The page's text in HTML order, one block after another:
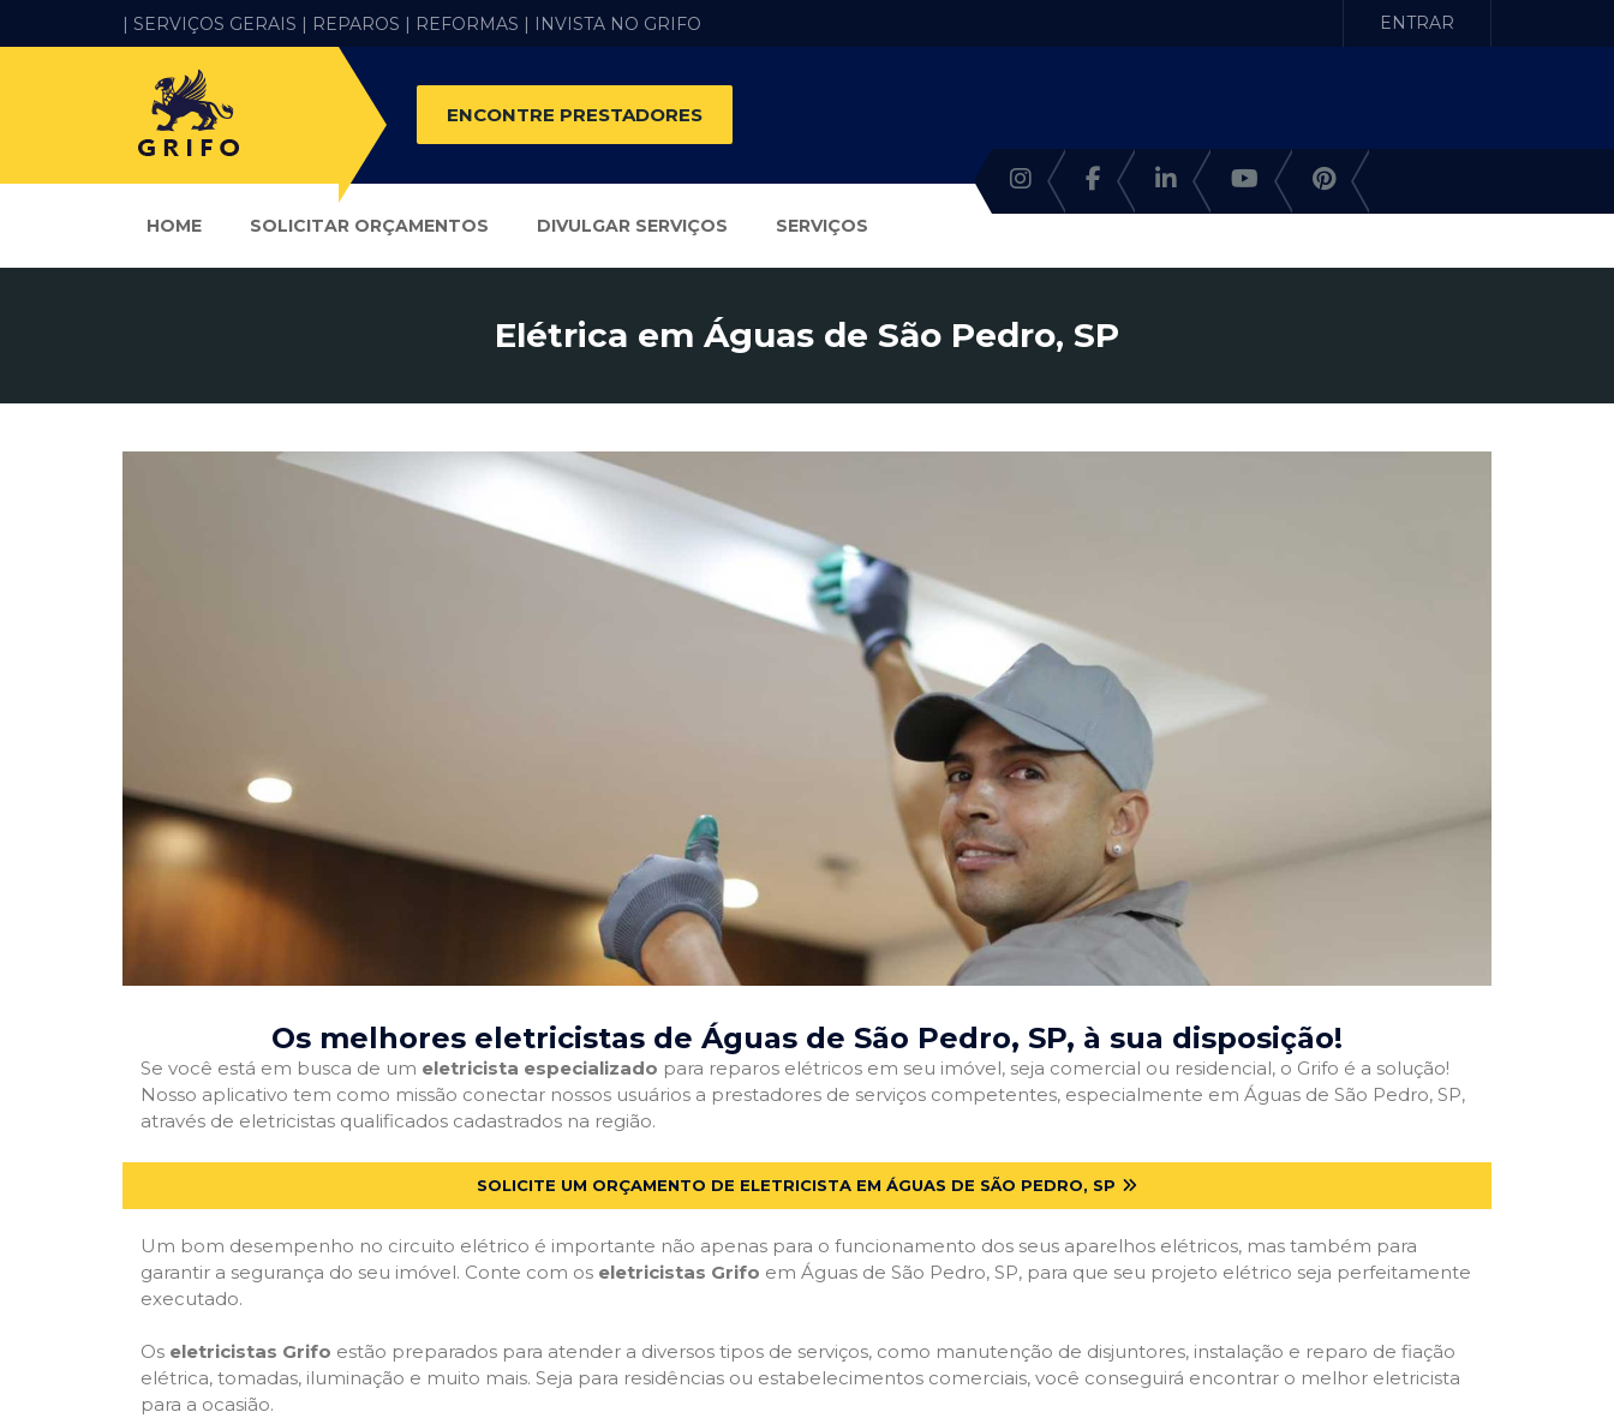
| SERVIÇOS GERAIS | REPAROS | REFORMAS | INVISTA NO GRIFO ENTRAR
ENCONTRE PRESTADORES
HOME SOLICITAR ORÇAMENTOS DIVULGAR SERVIÇOS SERVIÇOS
Elétrica em Águas de São Pedro, SP
Os melhores eletricistas de Águas de São Pedro, SP, à sua disposição!
Se você está em busca de um eletricista especializado para reparos elétricos em seu imóvel, seja comercial ou residencial, o Grifo é a solução!
Nosso aplicativo tem como missão conectar nossos usuários a prestadores de serviços competentes, especialmente em Águas de São Pedro, SP,
através de eletricistas qualificados cadastrados na região.
SOLICITE UM ORÇAMENTO DE ELETRICISTA EM ÁGUAS DE SÃO PEDRO, SP
Um bom desempenho no circuito elétrico é importante não apenas para o funcionamento dos seus aparelhos elétricos, mas também para
garantir a segurança do seu imóvel. Conte com os eletricistas Grifo em Águas de São Pedro, SP, para que seu projeto elétrico seja perfeitamente
executado.
Os eletricistas Grifo estão preparados para atender a diversos tipos de serviços, como manutenção de disjuntores, instalação e reparo de fiação
elétrica, tomadas, iluminação e muito mais. Seja para residências ou estabelecimentos comerciais, você conseguirá encontrar o melhor eletricista
para a ocasião.